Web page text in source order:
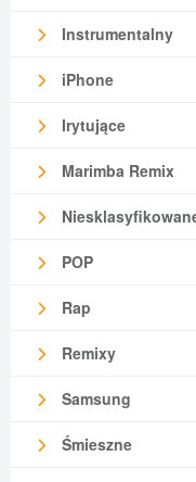
Instrumentalny
iPhone
Irytujące
Marimba Remix
POP
Rap
Remixy
Samsung
Śmieszne